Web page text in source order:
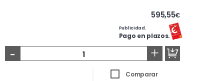
595,55€
Publicidad.
Pago en plazos.
- +
Comparar